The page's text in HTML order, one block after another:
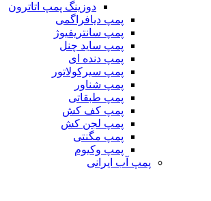
دوزینگ پمپ اتاترون
پمپ دیافراگمی
پمپ سانتریفیوژ
پمپ ساید چنل
پمپ دنده ای
پمپ سیرکولاتور
پمپ شناور
پمپ طبقاتی
پمپ کف کش
پمپ لجن کش
پمپ مگنتی
پمپ وکیوم
پمپ آب ایرانی